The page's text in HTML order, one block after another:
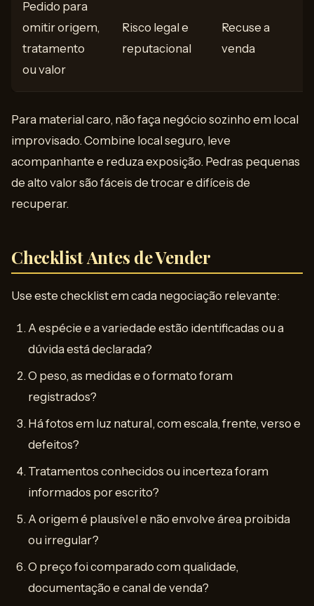
Pedido para
omitir origem,
tratamento
ou valor
Risco legal e
reputacional
Recuse a
venda
Para material caro, não faça negócio sozinho em local
improvisado. Combine local seguro, leve
acompanhante e reduza exposição. Pedras pequenas
de alto valor são fáceis de trocar e difíceis de
recuperar.
Checklist Antes de Vender
Use este checklist em cada negociação relevante:
A espécie e a variedade estão identificadas ou a
dúvida está declarada?
O peso, as medidas e o formato foram
registrados?
Há fotos em luz natural, com escala, frente, verso e
defeitos?
Tratamentos conhecidos ou incerteza foram
informados por escrito?
A origem é plausível e não envolve área proibida
ou irregular?
O preço foi comparado com qualidade,
documentação e canal de venda?